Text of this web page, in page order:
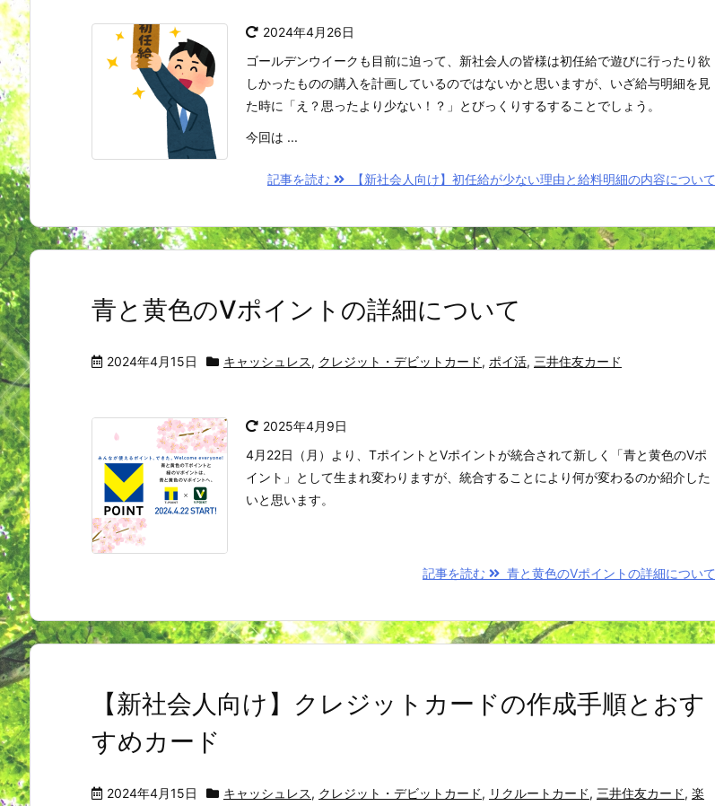
2024年4月26日
ゴールデンウイークも目前に迫って、新社会人の皆様は初任給で遊びに行ったり欲
しかったものの購入を計画しているのではないかと思いますが、いざ給与明細を見
た時に「え？思ったより少ない！？」とびっくりするすることでしょう。
今回は ...
記事を読む 【新社会人向け】初任給が少ない理由と給料明細の内容について
青と黄色のVポイントの詳細について
2024年4月15日 キャッシュレス, クレジット・デビットカード, ポイ活, 三井住友カード
2025年4月9日
4月22日（月）より、TポイントとVポイントが統合されて新しく「青と黄色のVポ
イント」として生まれ変わりますが、統合することにより何が変わるのか紹介した
いと思います。
記事を読む 青と黄色のVポイントの詳細について
【新社会人向け】クレジットカードの作成手順とおす
すめカード
2024年4月15日 キャッシュレス, クレジット・デビットカード, リクルートカード, 三井住友カード, 楽